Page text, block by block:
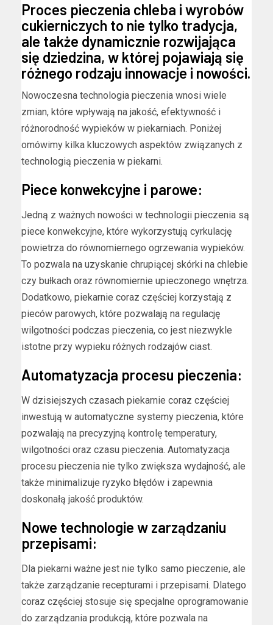
Proces pieczenia chleba i wyrobów
cukierniczych to nie tylko tradycja,
ale także dynamicznie rozwijająca
się dziedzina, w której pojawiają się
różnego rodzaju innowacje i nowości.
Nowoczesna technologia pieczenia wnosi wiele
zmian, które wpływają na jakość, efektywność i
różnorodność wypieków w piekarniach. Poniżej
omówimy kilka kluczowych aspektów związanych z
technologią pieczenia w piekarni.
Piece konwekcyjne i parowe:
Jedną z ważnych nowości w technologii pieczenia są
piece konwekcyjne, które wykorzystują cyrkulację
powietrza do równomiernego ogrzewania wypieków.
To pozwala na uzyskanie chrupiącej skórki na chlebie
czy bułkach oraz równomiernie upieczonego wnętrza.
Dodatkowo, piekarnie coraz częściej korzystają z
pieców parowych, które pozwalają na regulację
wilgotności podczas pieczenia, co jest niezwykle
istotne przy wypieku różnych rodzajów ciast.
Automatyzacja procesu pieczenia:
W dzisiejszych czasach piekarnie coraz częściej
inwestują w automatyczne systemy pieczenia, które
pozwalają na precyzyjną kontrolę temperatury,
wilgotności oraz czasu pieczenia. Automatyzacja
procesu pieczenia nie tylko zwiększa wydajność, ale
także minimalizuje ryzyko błędów i zapewnia
doskonałą jakość produktów.
Nowe technologie w zarządzaniu
przepisami:
Dla piekarni ważne jest nie tylko samo pieczenie, ale
także zarządzanie recepturami i przepisami. Dlatego
coraz częściej stosuje się specjalne oprogramowanie
do zarządzania produkcją, które pozwala na